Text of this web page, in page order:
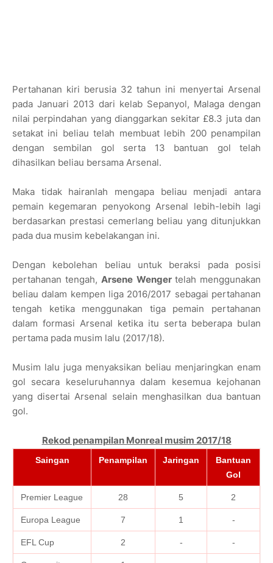
Pertahanan kiri berusia 32 tahun ini menyertai Arsenal
pada Januari 2013 dari kelab Sepanyol, Malaga dengan
nilai perpindahan yang dianggarkan sekitar £8.3 juta dan
setakat ini beliau telah membuat lebih 200 penampilan
dengan sembilan gol serta 13 bantuan gol telah
dihasilkan beliau bersama Arsenal.
Maka tidak hairanlah mengapa beliau menjadi antara
pemain kegemaran penyokong Arsenal lebih-lebih lagi
berdasarkan prestasi cemerlang beliau yang ditunjukkan
pada dua musim kebelakangan ini.
Dengan kebolehan beliau untuk beraksi pada posisi
pertahanan tengah,Arsene Wenger telah menggunakan
beliau dalam kempen liga 2016/2017 sebagai pertahanan
tengah ketika menggunakan tiga pemain pertahanan
dalam formasi Arsenal ketika itu serta beberapa bulan
pertama pada musim lalu (2017/18).
Musim lalu juga menyaksikan beliau menjaringkan enam
gol secara keseluruhannya dalam kesemua kejohanan
yang disertai Arsenal selain menghasilkan dua bantuan
gol.
Rekod penampilan Monreal musim 2017/18
Saingan Penampilan Jaringan
Bantuan
Gol
Premier League 28 5 2
Europa League 7 1 -
EFL Cup 2 - -